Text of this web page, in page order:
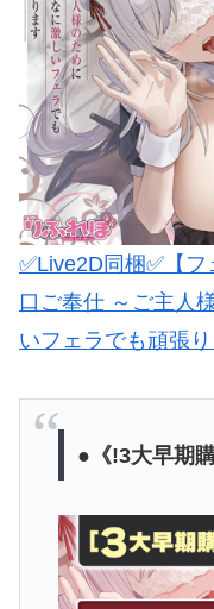
✅Live2D同梱✅【
口ご奉仕 ～ご主人
いフェラでも頑張
●《!3大早期